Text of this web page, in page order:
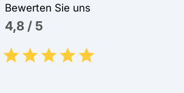
Bewerten Sie uns
4,8 / 5